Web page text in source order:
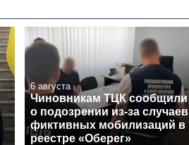
6 августа
Чиновникам ТЦК сообщили
о подозрении из-за случаев
фиктивных мобилизаций в
реестре «Оберег»